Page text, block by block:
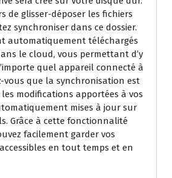
de glisser-déposer les fichiers
synchroniser dans ce dossier.
automatiquement téléchargés
le cloud, vous permettant d’y
quel appareil connecté à
vous que la synchronisation est
modifications apportées à vos
mises à jour sur
Grâce à cette fonctionnalité
facilement garder vos
en tout temps et en